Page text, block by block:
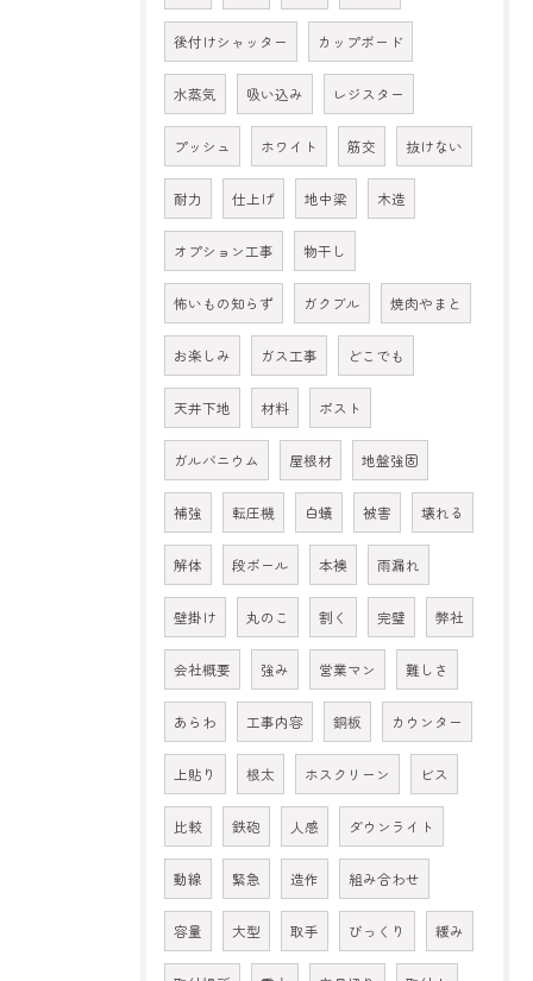
後付けシャッター カップボード
水蒸気 吸い込み レジスター
プッシュ ホワイト 筋交 抜けない
耐力 仕上げ 地中梁 木造
オプション工事 物干し
怖いもの知らず ガクブル 焼肉やまと
お楽しみ ガス工事 どこでも
天井下地 材料 ポスト
ガルバニウム 屋根材 地盤強固
補強 転圧機 白蟻 被害 壊れる
解体 段ボール 本襖 雨漏れ
壁掛け 丸のこ 割く 完璧 弊社
会社概要 強み 営業マン 難しさ
あらわ 工事内容 銅板 カウンター
上貼り 根太 ホスクリーン ビス
比較 鉄砲 人感 ダウンライト
動線 緊急 造作 組み合わせ
容量 大型 取手 びっくり 緩み